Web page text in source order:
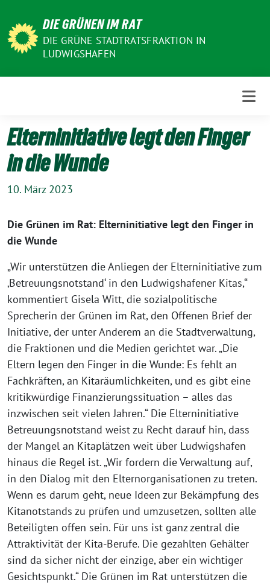
zum
Inhalt
DIE GRÜNEN IM RAT
DIE GRÜNE STADTRATSFRAKTION IN
LUDWIGSHAFEN
Elterninitiative legt den Finger
in die Wunde
10. März 2023
Die Grünen im Rat: Elterninitiative legt den Finger in
die Wunde
„Wir unterstützen die Anliegen der Elterninitiative zum
‚Betreuungsnotstand‘ in den Ludwigshafener Kitas,“
kommentiert Gisela Witt, die sozialpolitische
Sprecherin der Grünen im Rat, den Offenen Brief der
Initiative, der unter Anderem an die Stadtverwaltung,
die Fraktionen und die Medien gerichtet war. „Die
Eltern legen den Finger in die Wunde: Es fehlt an
Fachkräften, an Kitaräumlichkeiten, und es gibt eine
kritikwürdige Finanzierungssituation – alles das
inzwischen seit vielen Jahren.“ Die Elterninitiative
Betreuungsnotstand weist zu Recht darauf hin, dass
der Mangel an Kitaplätzen weit über Ludwigshafen
hinaus die Regel ist. „Wir fordern die Verwaltung auf,
in den Dialog mit den Elternorganisationen zu treten.
Wenn es darum geht, neue Ideen zur Bekämpfung des
Kitanotstands zu prüfen und umzusetzen, sollten alle
Beteiligten offen sein. Für uns ist ganz zentral die
Attraktivität der Kita-Berufe. Die gezahlten Gehälter
sind da sicher nicht der einzige, aber ein wichtiger
Gesichtspunkt.“ Die Grünen im Rat unterstützen die